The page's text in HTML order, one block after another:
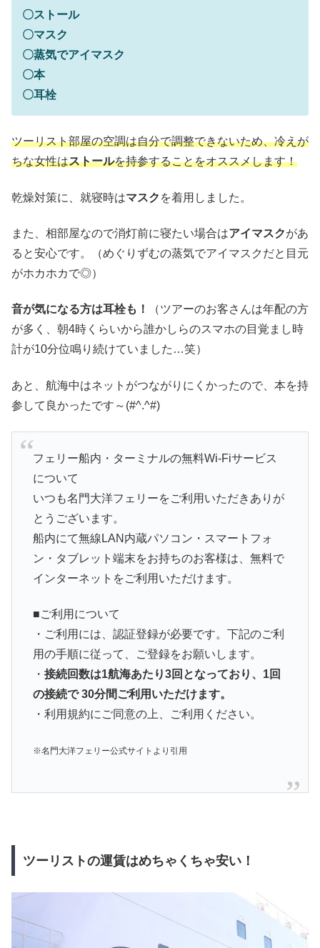
〇ストール
〇マスク
〇蒸気でアイマスク
〇本
〇耳栓
ツーリスト部屋の空調は自分で調整できないため、冷えが
ちな女性はストールを持参することをオススメします！
乾燥対策に、就寝時はマスク を着用しました。
また、相部屋なので消灯前に寝たい場合はアイマスクがあ
ると安心です。（めぐりずむの蒸気でアイマスクだと目元
がホカホカで◎）
音が気になる方は耳栓も！
（ツアーのお客さんは年配の方
が多く、朝4時くらいから誰かしらのスマホの目覚まし時
計が10分位鳴り続けていました…笑）
あと、航海中はネットがつながりにくかったので、本を持
参して良かったです～(#^.^#)
フェリー船内・ターミナルの無料Wi-Fiサービス
について
いつも名門大洋フェリーをご利用いただきありが
とうございます。
船内にて無線LAN内蔵パソコン・スマートフォ
ン・タブレット端末をお持ちのお客様は、無料で
インターネットをご利用いただけます。
■ご利用について
・ご利用には、認証登録が必要です。下記のご利
用の手順に従って、ご登録をお願いします。
・ 接続回数は1航海あたり3回となっており、1回
の接続で 30分間ご利用いただけます。
・利用規約にご同意の上、ご利用ください。
※名門大洋フェリー公式サイトより引用
ツーリストの運賃はめちゃくちゃ安い！